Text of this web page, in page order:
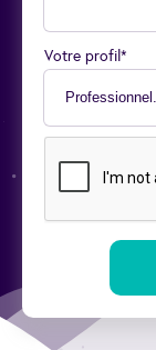
Votre profil*